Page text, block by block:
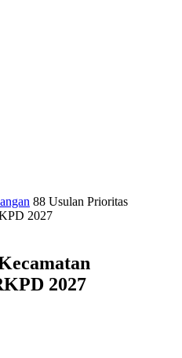
88 Usulan Prioritas
2027
2027